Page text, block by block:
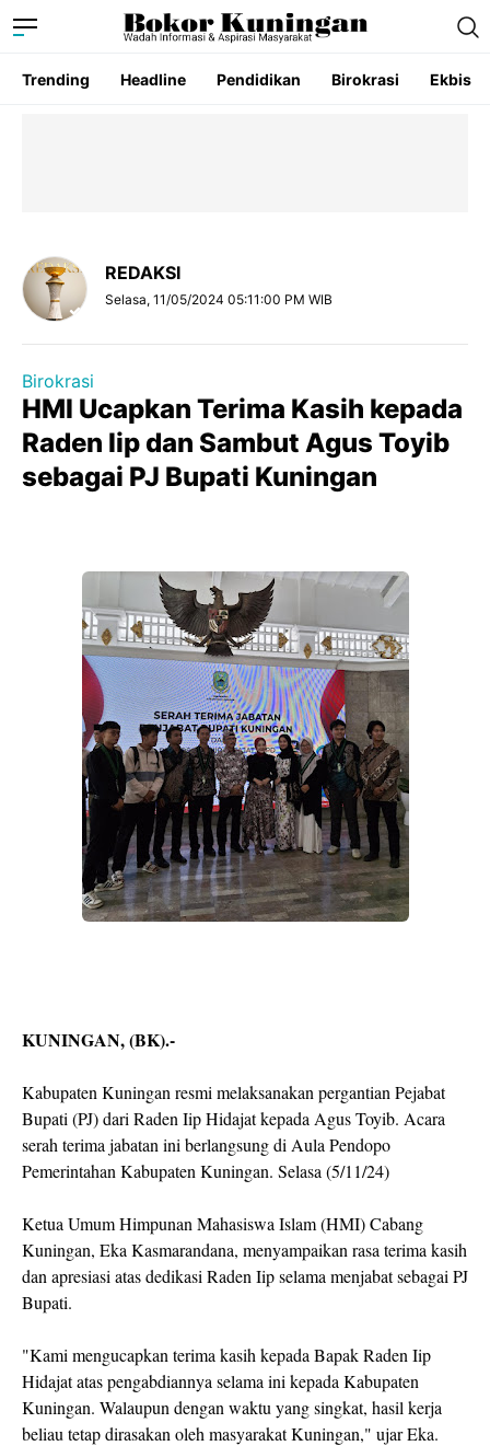
Trending Headline Pendidikan Birokrasi Ekbis
REDAKSI
Selasa, 11/05/2024 05:11:00 PM WIB
Birokrasi
HMI Ucapkan Terima Kasih kepada
Raden Iip dan Sambut Agus Toyib
sebagai PJ Bupati Kuningan
KUNINGAN, (BK).-
Kabupaten Kuningan resmi melaksanakan pergantian Pejabat
Bupati (PJ) dari Raden Iip Hidajat kepada Agus Toyib. Acara
serah terima jabatan ini berlangsung di Aula Pendopo
Pemerintahan Kabupaten Kuningan. Selasa (5/11/24)
Ketua Umum Himpunan Mahasiswa Islam (HMI) Cabang
Kuningan, Eka Kasmarandana, menyampaikan rasa terima kasih
dan apresiasi atas dedikasi Raden Iip selama menjabat sebagai PJ
Bupati.
"Kami mengucapkan terima kasih kepada Bapak Raden Iip
Hidajat atas pengabdiannya selama ini kepada Kabupaten
Kuningan. Walaupun dengan waktu yang singkat, hasil kerja
beliau tetap dirasakan oleh masyarakat Kuningan," ujar Eka.